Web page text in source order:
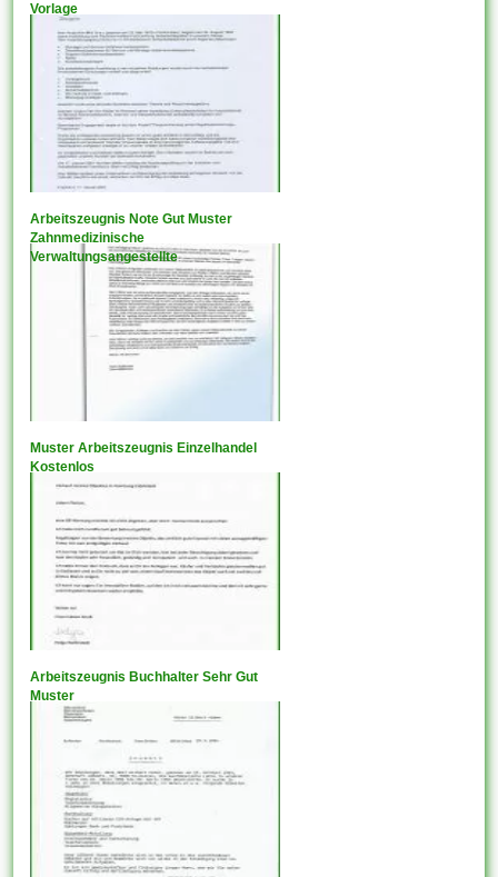
Vorlage
Arbeitszeugnis Note Gut Muster
Zahnmedizinische
Verwaltungsangestellte
Muster Arbeitszeugnis Einzelhandel
Kostenlos
Arbeitszeugnis Buchhalter Sehr Gut
Muster